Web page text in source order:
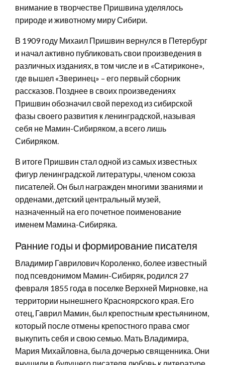
внимание в творчестве Пришвина уделялось
природе и животному миру Сибири.
В 1909 году Михаил Пришвин вернулся в Петербург
и начал активно публиковать свои произведения в
различных изданиях, в том числе и в «Сатириконе»,
где вышел «Зверинец» – его первый сборник
рассказов. Позднее в своих произведениях
Пришвин обозначил свой переход из сибирской
фазы своего развития к ленинградской, называя
себя не Мамин-Сибиряком, а всего лишь
Сибиряком.
В итоге Пришвин стал одной из самых известных
фигур ленинградской литературы, членом союза
писателей. Он был награжден многими званиями и
орденами, детский центральный музей,
назначенный на его почетное поименование
именем Мамина-Сибиряка.
Ранние годы и формирование писателя
Владимир Гаврилович Короленко, более известный
под псевдонимом Мамин-Сибиряк, родился 27
февраля 1855 года в поселке Верхней Мирновке, на
территории нынешнего Красноярского края. Его
отец, Гаврил Мамин, был крепостным крестьянином,
который после отмены крепостного права смог
выкупить себя и свою семью. Мать Владимира,
Мария Михайловна, была дочерью священника. Они